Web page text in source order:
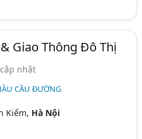
Giao Thông Đô Thị
nhật
CẦU ĐƯỜNG
Kiếm, Hà Nội